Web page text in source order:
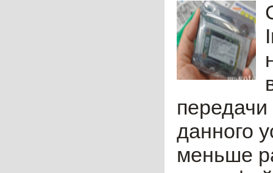
данного
меньше